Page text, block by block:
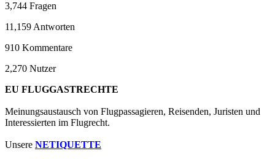
3,744 Fragen
11,159 Antworten
910 Kommentare
2,270 Nutzer
EU FLUGGASTRECHTE
Meinungsaustausch von Flugpassagieren, Reisenden, Juristen und
Interessierten im Flugrecht.
Unsere NETIQUETTE